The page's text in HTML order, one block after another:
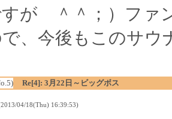
が ＾＾；）ファ
、今後もこのサウ
Re[4]: 3月22日～ビッグボス
04/18(Thu) 16:39:53)